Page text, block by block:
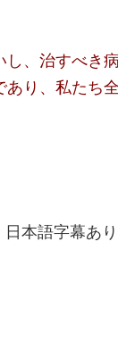
し、治すべき
り、私たち
本語字幕あ